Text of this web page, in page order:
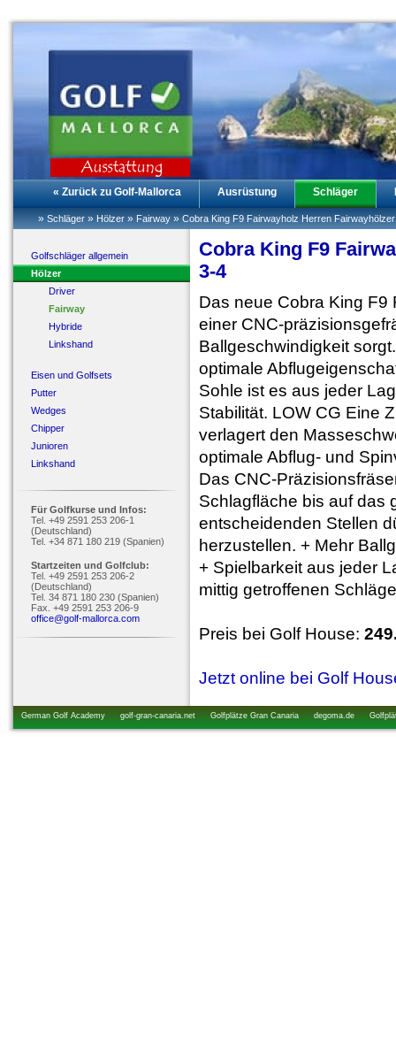
« Zurück zu Golf-Mallorca Ausrüstung Schläger
» Schläger » Hölzer » Fairway » Cobra King F9 Fairwayholz Herren
Golfschläger allgemein
Hölzer
Driver
Fairway
Hybride
Linkshand
Eisen und Golfsets
Putter
Wedges
Chipper
Junioren
Linkshand
Für Golfkurse und Infos:
Tel. +49 2591 253 206-1
(Deutschland)
Tel. +34 871 180 219 (Spanien)
Startzeiten und Golfclub:
Tel. +49 2591 253 206-2
(Deutschland)
Tel. 34 871 180 230 (Spanien)
Fax. +49 2591 253 206-9
office@golf-mallorca.com
Cobra King F9
3-4
Das neue Cobra King F9
einer CNC-
Ballgeschwindigkeit
optimale
Sohle ist es aus jeder
Stabilität. LOW CG Eine
verlagert den
optimale Abflug- und
Das CNC-
Schlagfläche bis auf das
entscheidenden Stellen
herzustellen. + Mehr
+ Spielbarkeit aus jeder
mittig getroffenen
Preis bei Golf House:
Jetzt online bei Golf
German Golf Academy golf-gran-canaria.net Golfplätze Gran Canaria degoma.de
startzeiten.de golfkurs-urlaub.de